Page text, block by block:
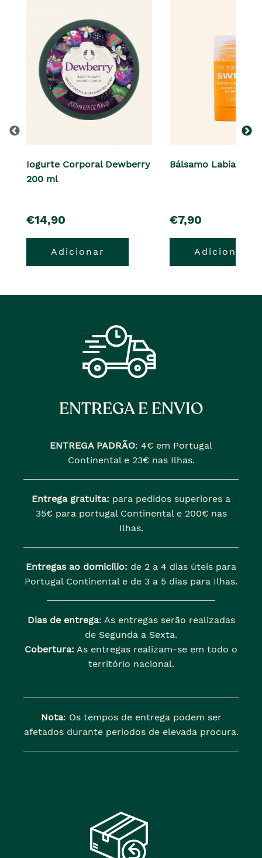
Iogurte Corporal Dewberry
200 ml
pre�o
€14,90
Adicionar
Bálsamo Labial 5 g
pre�o
€7,90
Adicionar
ENTREGA E ENVIO
ENTREGA PADRÃO: 4€ em Portugal
Continental e 23€ nas Ilhas.
Entrega gratuita: para pedidos superiores a
35€ para portugal Continental e 200€ nas
Ilhas.
Entregas ao domicílio: de 2 a 4 dias úteis para
Portugal Continental e de 3 a 5 dias para Ilhas.
Dias de entrega: As entregas serão realizadas
de Segunda a Sexta.
Cobertura: As entregas realizam-se em todo o
território nacional.
Nota: Os tempos de entrega podem ser
afetados durante periodos de elevada procura.